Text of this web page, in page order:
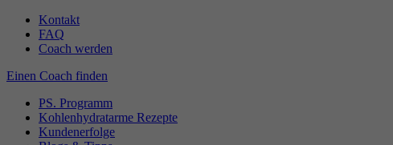
Kontakt
FAQ
Coach werden
Einen Coach finden
PS. Programm
Kohlenhydratarme Rezepte
Kundenerfolge